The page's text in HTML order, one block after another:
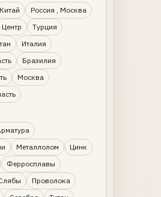
Китай
Россия , Москва
Центр
Турция
Италия
Бразилия
Москва
Металлолом
Цинк
Ферросплавы
Проволока